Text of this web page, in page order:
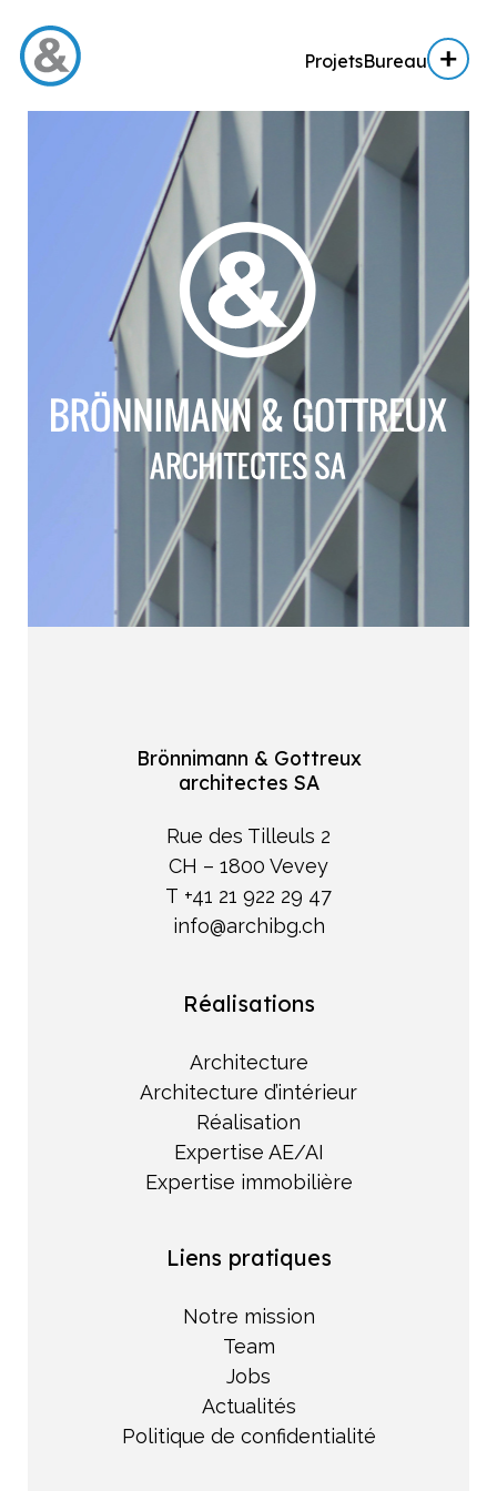
Architecture
Architecture d’intérieur
Réalisation
Expertise AE / AI
Expertise immobilière
Notre mission
Jobs
ProjetsBureau
Brönnimann & Gottreux
architectes SA
Rue des Tilleuls 2
CH – 1800 Vevey
T +41 21 922 29 47
info@archibg.ch
Réalisations
Architecture
Architecture d’intérieur
Réalisation
Expertise AE/AI
Expertise immobilière
Liens pratiques
Notre mission
Team
Jobs
Actualités
Politique de confidentialité